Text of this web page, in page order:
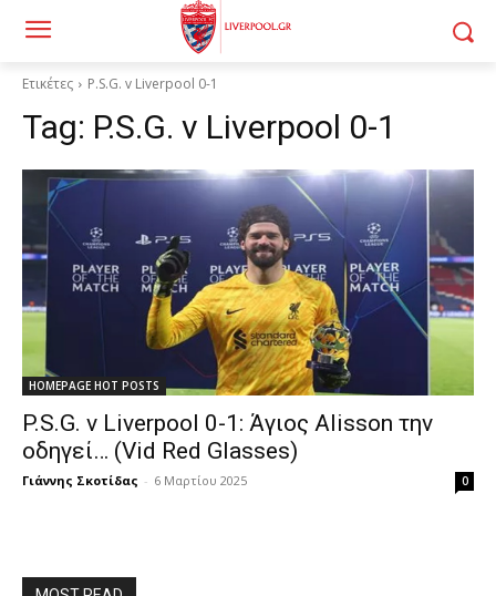
Ετικέτες P.S.G. v Liverpool 0-1
Tag: P.S.G. v Liverpool 0-1
HOMEPAGE HOT POSTS
P.S.G. v Liverpool 0-1: Άγιος Alisson την
οδηγεί… (Vid Red Glasses)
Γιάννης Σκοτίδας - 6 Μαρτίου 2025 0